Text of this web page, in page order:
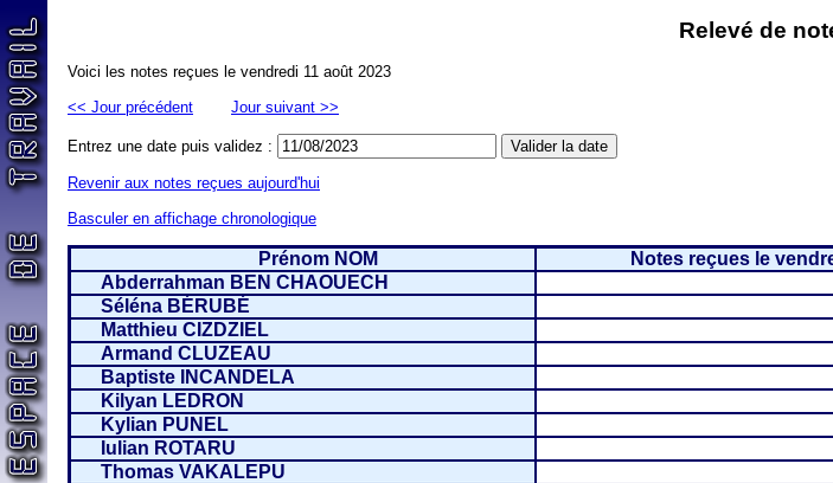
Relevé de
Voici les notes reçues le vendredi 11 août 2023
<< Jour précédent
Jour suivant >>
Entrez une date puis validez :
Revenir aux notes reçues aujourd'hui
Basculer en affichage chronologique
Prénom NOM Notes reçues le
Abderrahman BEN CHAOUECH
Séléna BÉRUBÉ
Matthieu CIZDZIEL
Armand CLUZEAU
Baptiste INCANDELA
Kilyan LEDRON
Kylian PUNEL
Iulian ROTARU
Thomas VAKALEPU